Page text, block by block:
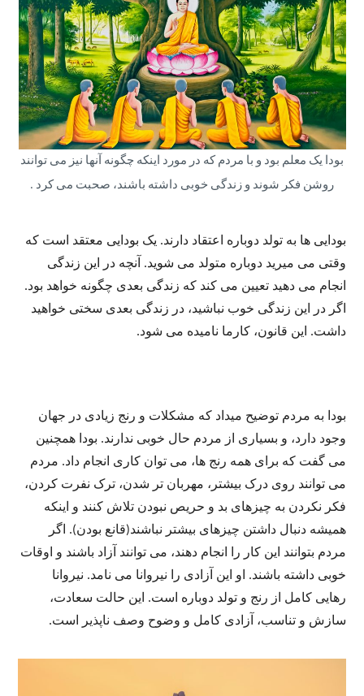
بودا یک معلم بود و با مردم که در مورد اینکه چگونه آنها نیز می توانند
روشن فکر شوند و زندگی خوبی داشته باشند، صحبت می کرد .
بودایی ها به تولد دوباره اعتقاد دارند. یک بودایی معتقد است که
وقتی می میرید دوباره متولد می شوید. آنچه در این زندگی
انجام می دهید تعیین می کند که زندگی بعدی چگونه خواهد بود.
اگر در این زندگی خوب نباشید، در زندگی بعدی سختی خواهید
داشت. این قانون، کارما نامیده می شود.
بودا به مردم توضیح میداد که مشکلات و رنج زیادی در جهان
وجود دارد، و بسیاری از مردم حال خوبی ندارند. بودا همچنین
می گفت که برای همه رنج ها، می توان کاری انجام داد. مردم
می توانند روی درک بیشتر، مهربان تر شدن، ترک نفرت کردن،
فکر نکردن به چیزهای بد و حریص نبودن تلاش کنند و اینکه
همیشه دنبال داشتن چیزهای بیشتر نباشند(قانع بودن). اگر
مردم بتوانند این کار را انجام دهند، می توانند آزاد باشند و اوقات
خوبی داشته باشند. او این آزادی را نیروانا می نامد. نیروانا
رهایی کامل از رنج و تولد دوباره است. این حالت سعادت،
سازش و تناسب، آزادی کامل و وضوح وصف ناپذیر است.